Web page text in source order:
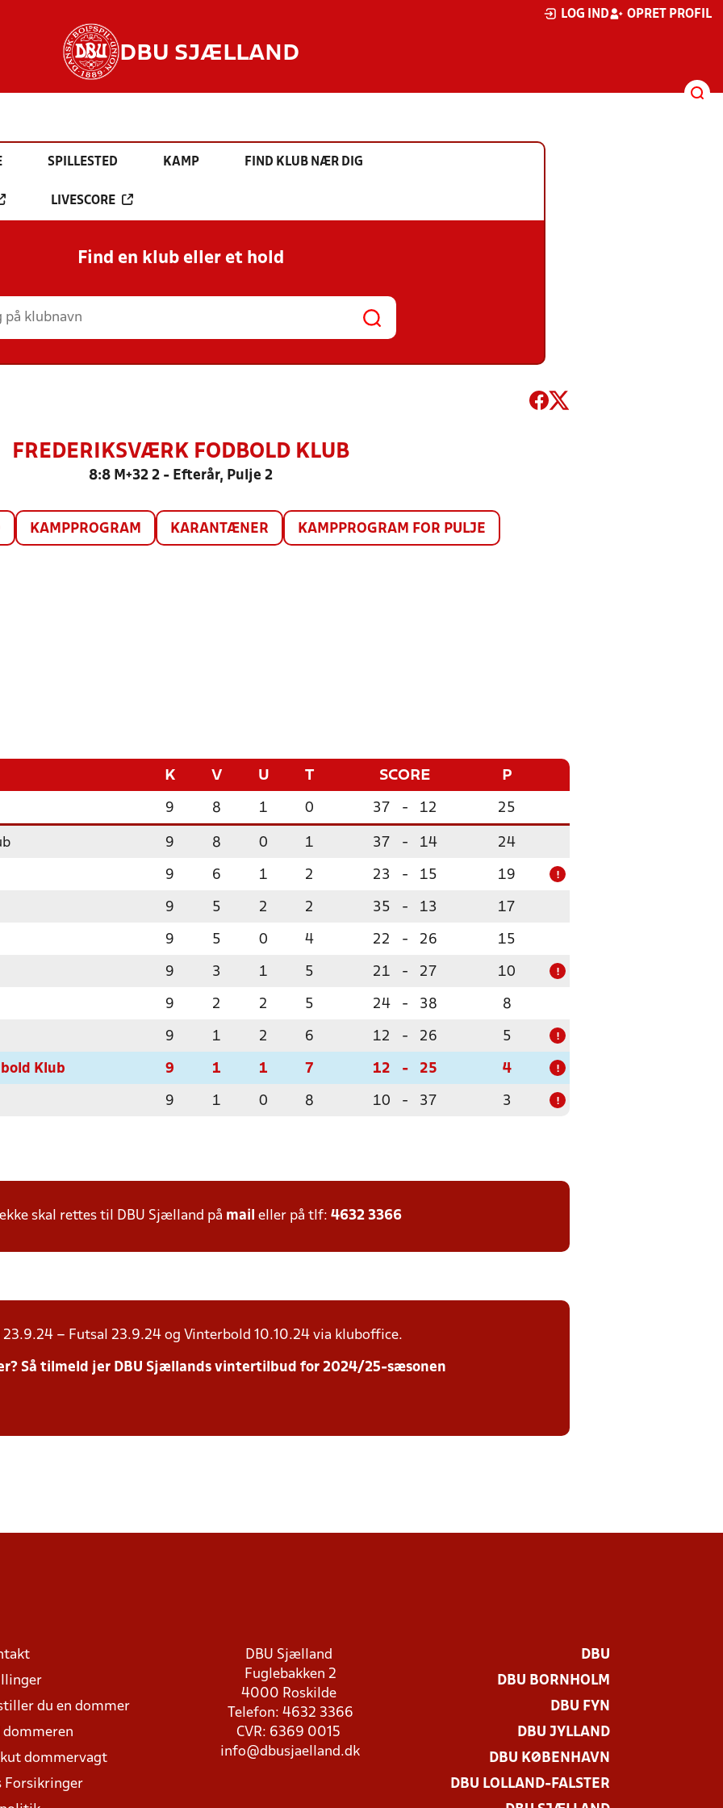
LOG IND OPRET PROFIL
DBU SJÆLLAND
SPILLESTED KAMP FIND KLUB NÆR DIG
LIVESCORE
Find en klub eller et hold
FREDERIKSVÆRK FODBOLD KLUB
8:8 M+32 2 - Efterår, Pulje 2
KAMPPROGRAM KARANTÆNER KAMPPROGRAM FOR PULJE
K V U T SCORE P
9 8 1 0 37 - 12 25
9 8 0 1 37 - 14 24
9 6 1 2 23 - 15 19 !
9 5 2 2 35 - 13 17
9 5 0 4 22 - 26 15
9 3 1 5 21 - 27 10 !
9 2 2 5 24 - 38 8
9 1 2 6 12 - 26 5 !
Klub 9 1 1 7 12 - 25 4 !
9 1 0 8 10 - 37 3 !
skal rettes til DBU Sjælland på mail eller på tlf: 4632 3366
– Futsal 23.9.24 og Vinterbold 10.10.24 via kluboffice.
Så tilmeld jer DBU Sjællands vintertilbud for 2024/25-sæsonen
du en dommer
dommeren
dommervagt
Forsikringer
DBU Sjælland
Fuglebakken 2
4000 Roskilde
Telefon: 4632 3366
CVR: 6369 0015
info@dbusjaelland.dk
DBU
DBU BORNHOLM
DBU FYN
DBU JYLLAND
DBU KØBENHAVN
DBU LOLLAND-FALSTER